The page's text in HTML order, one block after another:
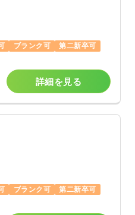
ブランク可
第二新卒可
詳細を見る
ブランク可
第二新卒可